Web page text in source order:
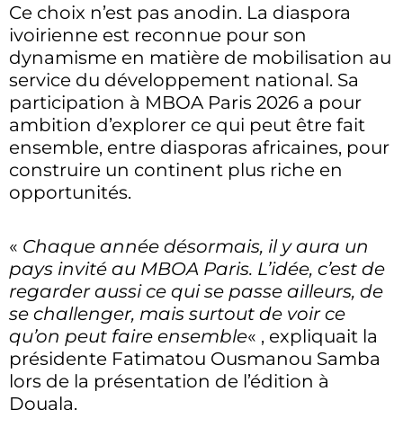
Ce choix n’est pas anodin. La diaspora
ivoirienne est reconnue pour son
dynamisme en matière de mobilisation au
service du développement national. Sa
participation à MBOA Paris 2026 a pour
ambition d’explorer ce qui peut être fait
ensemble, entre diasporas africaines, pour
construire un continent plus riche en
opportunités.
« Chaque année désormais, il y aura un
pays invité au MBOA Paris. L’idée, c’est de
regarder aussi ce qui se passe ailleurs, de
se challenger, mais surtout de voir ce
qu’on peut faire ensemble« , expliquait la
présidente Fatimatou Ousmanou Samba
lors de la présentation de l’édition à
Douala.